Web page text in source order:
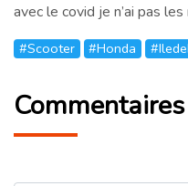
avec le covid je n’ai pas
#Scooter #Honda
Commentaires